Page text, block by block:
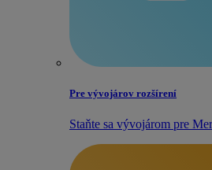
Pre vývojárov rozšírení
Staňte sa vývojárom pre